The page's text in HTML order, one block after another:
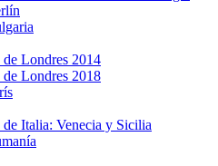
Londres 2014
Londres 2018
Italia: Venecia y Sicilia